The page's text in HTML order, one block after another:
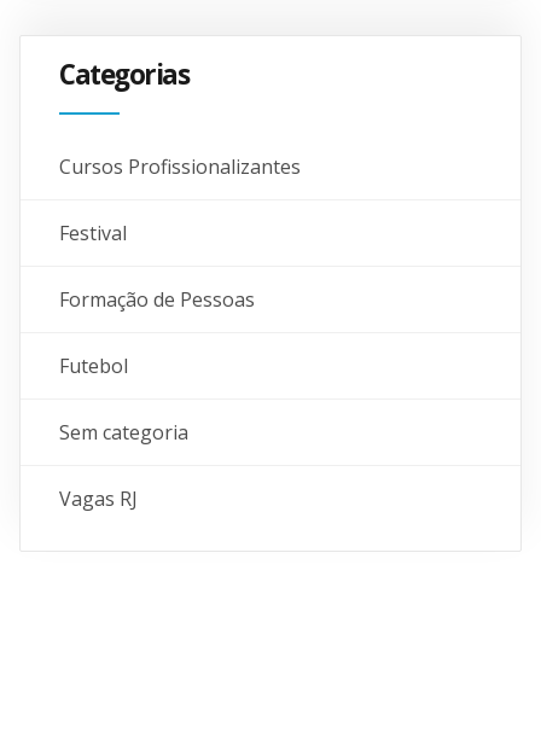
Categorias
Cursos Profissionalizantes
Festival
Formação de Pessoas
Futebol
Sem categoria
Vagas RJ